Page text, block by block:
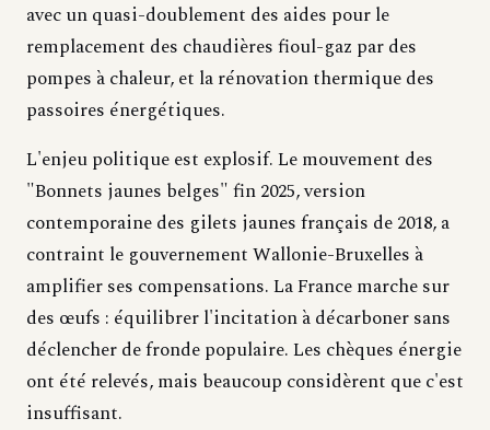
avec un quasi-doublement des aides pour le
remplacement des chaudières fioul-gaz par des
pompes à chaleur, et la rénovation thermique des
passoires énergétiques.
L'enjeu politique est explosif. Le mouvement des
"Bonnets jaunes belges" fin 2025, version
contemporaine des gilets jaunes français de 2018, a
contraint le gouvernement Wallonie-Bruxelles à
amplifier ses compensations. La France marche sur
des œufs : équilibrer l'incitation à décarboner sans
déclencher de fronde populaire. Les chèques énergie
ont été relevés, mais beaucoup considèrent que c'est
insuffisant.